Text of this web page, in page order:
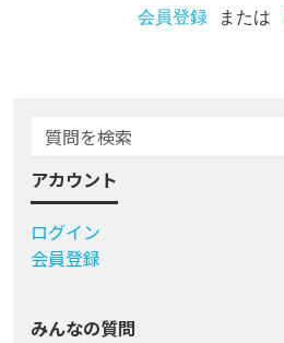
会員登録 または
アカウント
ログイン
会員登録
みんなの質問